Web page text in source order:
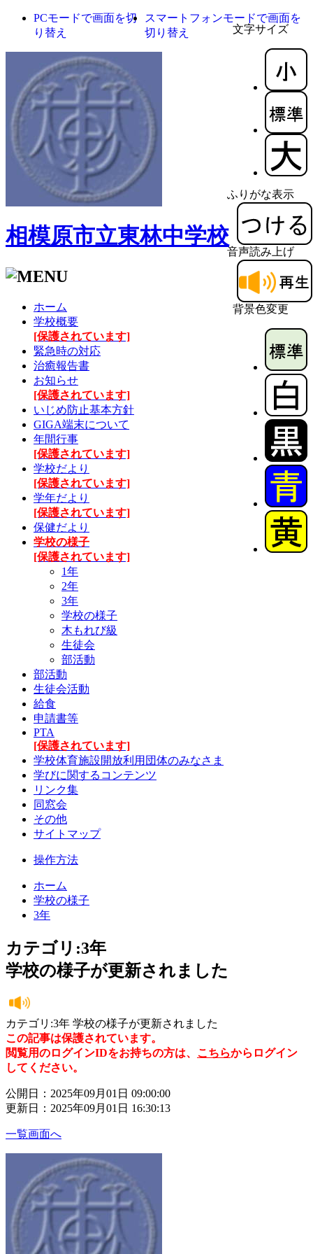
文字サイズ
ふりがな表示
音声読み上げ
背景色変更
PCモードで画面を切
り替え
スマートフォンモードで画面を
切り替え
相模原市立東林中学校
ホーム
学校概要
[保護されています]
緊急時の対応
治癒報告書
お知らせ
[保護されています]
いじめ防止基本方針
GIGA端末について
年間行事
[保護されています]
学校だより
[保護されています]
学年だより
[保護されています]
保健だより
学校の様子
[保護されています]
1年
2年
3年
学校の様子
木もれび級
生徒会
部活動
部活動
生徒会活動
給食
申請書等
PTA
[保護されています]
学校体育施設開放利用団体のみなさま
学びに関するコンテンツ
リンク集
同窓会
その他
サイトマップ
操作方法
ホーム
学校の様子
3年
カテゴリ:3年
学校の様子が更新されました
カテゴリ:3年 学校の様子が更新されました
この記事は保護されています。
閲覧用のログインIDをお持ちの方は、 こちらからログイン
してください。
公開日：2025年09月01日 09:00:00
更新日：2025年09月01日 16:30:13
一覧画面へ